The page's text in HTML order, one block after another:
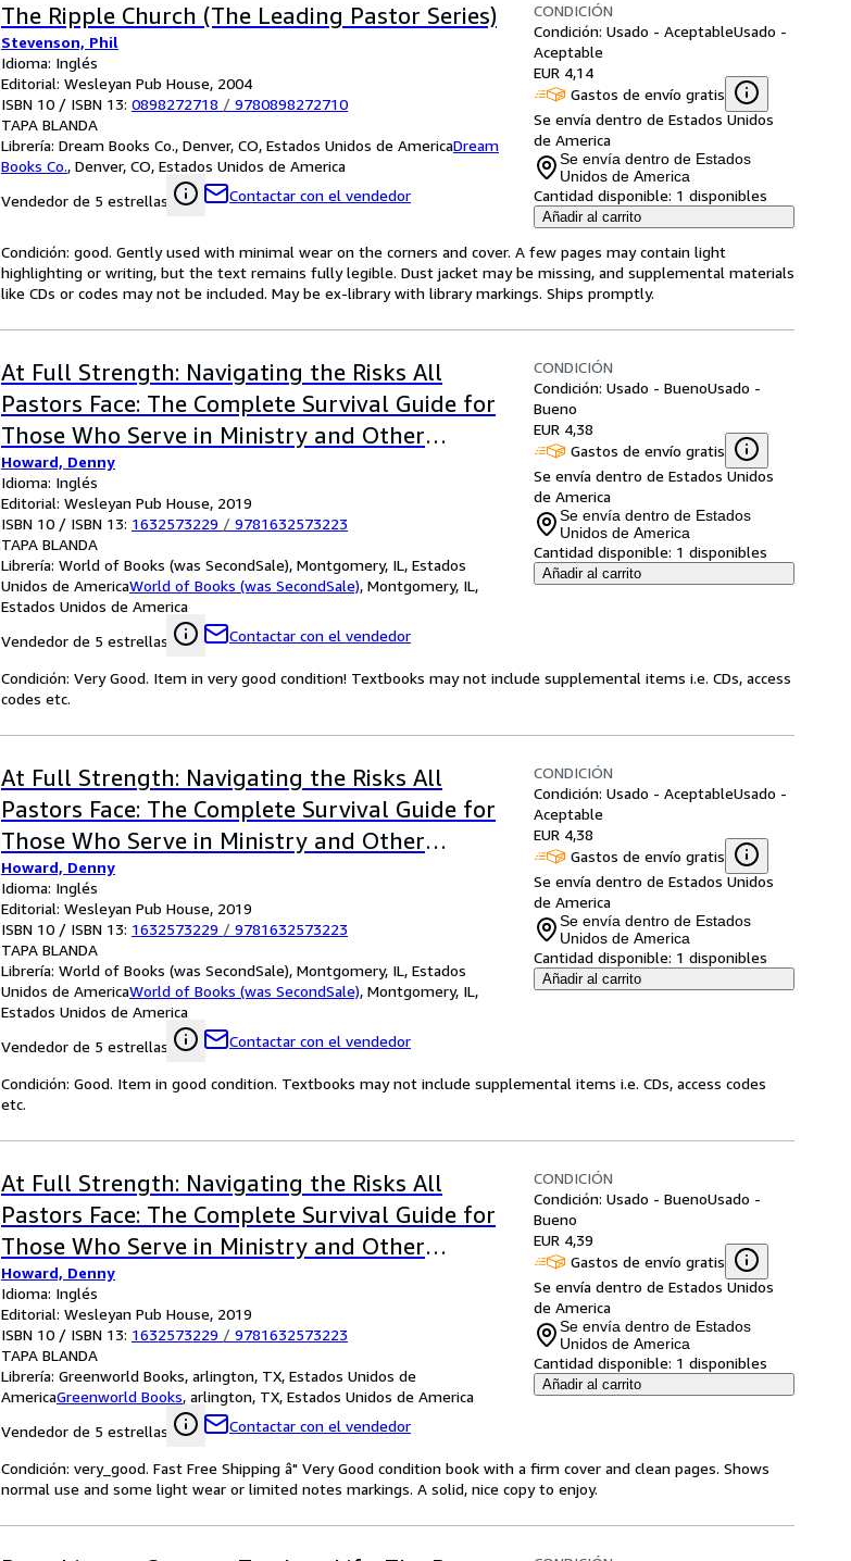
The Ripple Church (The Leading Pastor Series)
Stevenson, Phil
Idioma: Inglés
Editorial: Wesleyan Pub House, 2004
ISBN 10 / ISBN 13: 0898272718 / 9780898272710
TAPA BLANDA
Librería: Dream Books Co., Denver, CO, Estados Unidos de AmericaDream
Books Co., Denver, CO, Estados Unidos de America
Vendedor de 5 estrellas
Contactar con el vendedor
CONDICIÓN
Condición: Usado - AceptableUsado -
Aceptable
EUR 4,14
Gastos de envío gratis
Se envía dentro de Estados Unidos
de America
Se envía dentro de Estados
Unidos de America
Cantidad disponible: 1 disponibles
Añadir al carrito
Condición: good. Gently used with minimal wear on the corners and cover. A few pages may contain light
highlighting or writing, but the text remains fully legible. Dust jacket may be missing, and supplemental materials
like CDs or codes may not be included. May be ex-library with library markings. Ships promptly.
At Full Strength: Navigating the Risks All
Pastors Face: The Complete Survival Guide for
Those Who Serve in Ministry and Other
Caregiving Vocations
Howard, Denny
Idioma: Inglés
Editorial: Wesleyan Pub House, 2019
ISBN 10 / ISBN 13: 1632573229 / 9781632573223
TAPA BLANDA
Librería: World of Books (was SecondSale), Montgomery, IL, Estados
Unidos de AmericaWorld of Books (was SecondSale), Montgomery, IL,
Estados Unidos de America
Vendedor de 5 estrellas
Contactar con el vendedor
CONDICIÓN
Condición: Usado - BuenoUsado -
Bueno
EUR 4,38
Gastos de envío gratis
Se envía dentro de Estados Unidos
de America
Se envía dentro de Estados
Unidos de America
Cantidad disponible: 1 disponibles
Añadir al carrito
Condición: Very Good. Item in very good condition! Textbooks may not include supplemental items i.e. CDs, access
codes etc.
At Full Strength: Navigating the Risks All
Pastors Face: The Complete Survival Guide for
Those Who Serve in Ministry and Other
Caregiving Vocations
Howard, Denny
Idioma: Inglés
Editorial: Wesleyan Pub House, 2019
ISBN 10 / ISBN 13: 1632573229 / 9781632573223
TAPA BLANDA
Librería: World of Books (was SecondSale), Montgomery, IL, Estados
Unidos de AmericaWorld of Books (was SecondSale), Montgomery, IL,
Estados Unidos de America
Vendedor de 5 estrellas
Contactar con el vendedor
CONDICIÓN
Condición: Usado - AceptableUsado -
Aceptable
EUR 4,38
Gastos de envío gratis
Se envía dentro de Estados Unidos
de America
Se envía dentro de Estados
Unidos de America
Cantidad disponible: 1 disponibles
Añadir al carrito
Condición: Good. Item in good condition. Textbooks may not include supplemental items i.e. CDs, access codes
etc.
At Full Strength: Navigating the Risks All
Pastors Face: The Complete Survival Guide for
Those Who Serve in Ministry and Other
Caregiving Vocations
Howard, Denny
Idioma: Inglés
Editorial: Wesleyan Pub House, 2019
ISBN 10 / ISBN 13: 1632573229 / 9781632573223
TAPA BLANDA
Librería: Greenworld Books, arlington, TX, Estados Unidos de
AmericaGreenworld Books, arlington, TX, Estados Unidos de America
Vendedor de 5 estrellas
Contactar con el vendedor
CONDICIÓN
Condición: Usado - BuenoUsado -
Bueno
EUR 4,39
Gastos de envío gratis
Se envía dentro de Estados Unidos
de America
Se envía dentro de Estados
Unidos de America
Cantidad disponible: 1 disponibles
Añadir al carrito
Condición: very_good. Fast Free Shipping â" Very Good condition book with a firm cover and clean pages. Shows
normal use and some light wear or limited notes markings. A solid, nice copy to enjoy.